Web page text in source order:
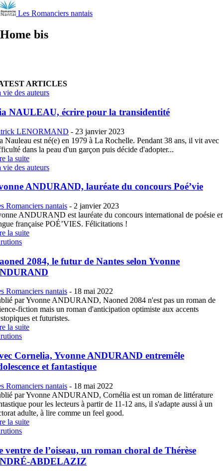
Les Romanciers nantais
Home bis
ARTICLES
vie des auteurs
NAULEAU, écrire pour la transidentité
LENORMAND - 23 janvier 2023
Nauleau est né(e) en 1979 à La Rochelle. Pendant 38 ans, il vit avec
dans la peau d'un garçon puis décide d'adopter...
la suite
vie des auteurs
ANDURAND, lauréate du concours Poé’vie
Romanciers nantais - 2 janvier 2023
ANDURAND est lauréate du concours international de poésie
française POÉ’VIES. Félicitations !
la suite
2084, le futur de Nantes selon Yvonne
Romanciers nantais - 18 mai 2022
par Yvonne ANDURAND, Naoned 2084 n'est pas un roman de
fiction mais un roman d'anticipation optimiste aux accents
et futuristes.
la suite
Cornelia, Yvonne ANDURAND entremêle
et fantastique
Romanciers nantais - 18 mai 2022
par Yvonne ANDURAND, Cornélia est un roman de littérature
pour les lecteurs à partir de 11-12 ans, il s'adapte aussi à un
adulte, à lire comme un feel good.
la suite
ventre de l’oiseau, un roman choral de Thérèse
ABDELAZIZ